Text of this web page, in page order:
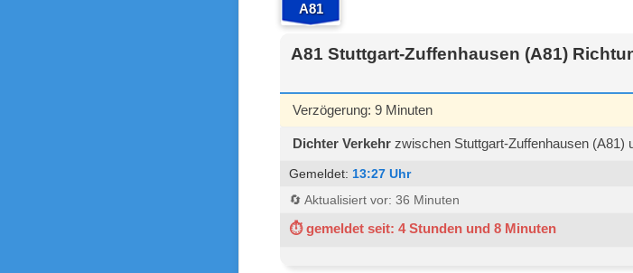
A81
A81 Stuttgart-Zuffenhausen (A81)
Verzögerung: 9 Minuten
Dichter Verkehr zwischen Stuttgart-Zuffenhausen (A81)
Gemeldet: 13:27 Uhr
🔄 Aktualisiert vor: 36 Minuten
⏱ gemeldet seit: 4 Stunden und 8 Minuten